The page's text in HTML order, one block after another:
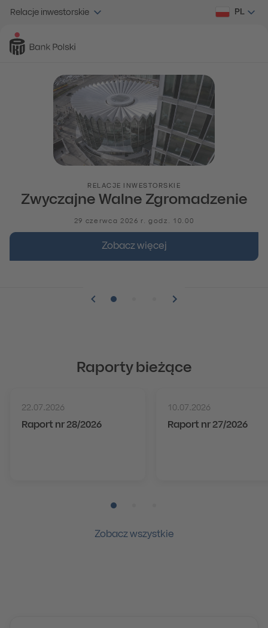
Relacje inwestorskie PL
RELACJE INWESTORSKIE
Zwyczajne Walne Zgromadzenie
29 czerwca 2026 r. godz. 10.00
Zobacz więcej
Raporty bieżące
22.07.2026
Raport nr 28/2026
10.07.2026
Raport nr 27/2026
Zobacz wszystkie